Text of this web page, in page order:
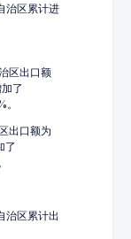
治区累计进
区出口额
了
出口额为
了
治区累计出